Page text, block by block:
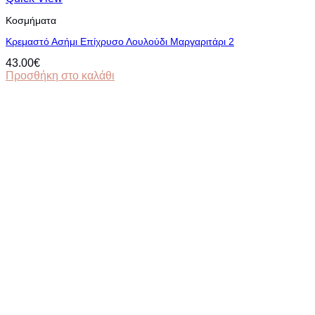
Κοσμήματα
Κρεμαστό Ασήμι Επίχρυσο Λουλούδι Μαργαριτάρι 2
43.00€
Προσθήκη στο καλάθι